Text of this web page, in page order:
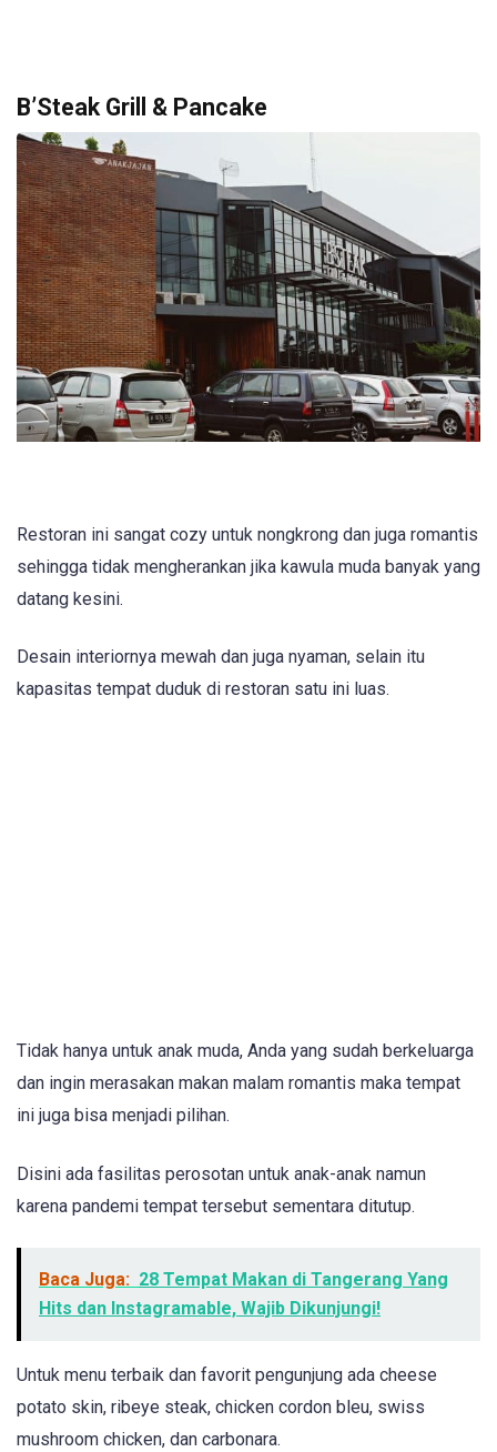
B’Steak Grill & Pancake
Restoran ini sangat cozy untuk nongkrong dan juga romantis
sehingga tidak mengherankan jika kawula muda banyak yang
datang kesini.
Desain interiornya mewah dan juga nyaman, selain itu
kapasitas tempat duduk di restoran satu ini luas.
Tidak hanya untuk anak muda, Anda yang sudah berkeluarga
dan ingin merasakan makan malam romantis maka tempat
ini juga bisa menjadi pilihan.
Disini ada fasilitas perosotan untuk anak-anak namun
karena pandemi tempat tersebut sementara ditutup.
Baca Juga: 28 Tempat Makan di Tangerang Yang
Hits dan Instagramable, Wajib Dikunjungi!
Untuk menu terbaik dan favorit pengunjung ada cheese
potato skin, ribeye steak, chicken cordon bleu, swiss
mushroom chicken, dan carbonara.